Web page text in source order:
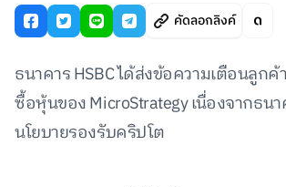
คัดลอกลิงค์
ธนาคาร HSBC ได้ส่งข้อความเตือนลูก
ซื้อหุ้นของ MicroStrategy เนื่องจากธน
นโยบายรองรับคริปโต